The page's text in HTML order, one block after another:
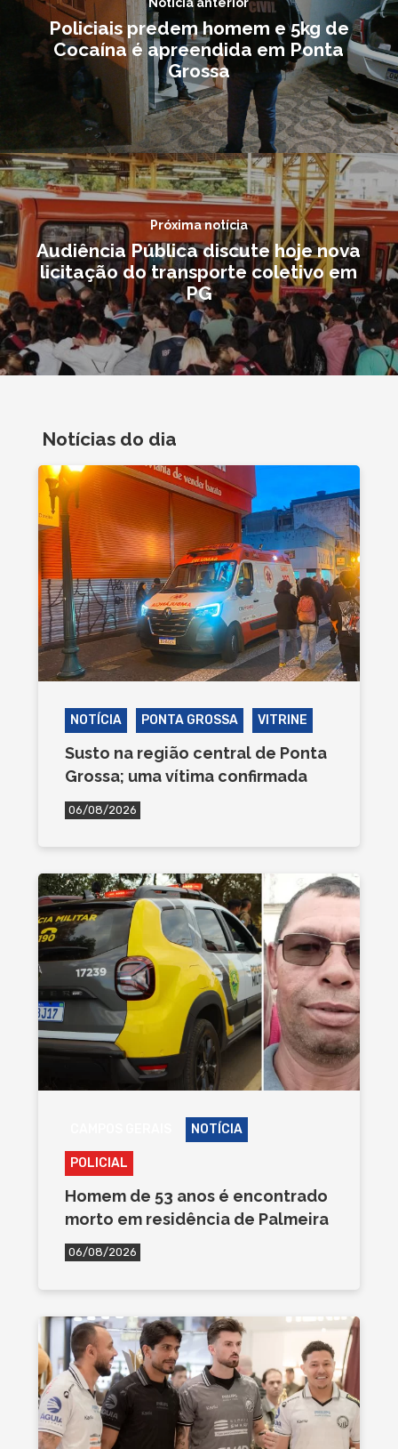
Policiais predem homem e 5kg de
Cocaína é apreendida em Ponta
Grossa
Próxima notícia
Audiência Pública discute hoje nova
licitação do transporte coletivo em
PG
Notícias do dia
NOTÍCIA PONTA GROSSA VITRINE
Susto na região central de Ponta
Grossa; uma vítima confirmada
06/08/2026
NOTÍCIA
POLICIAL
Homem de 53 anos é encontrado
morto em residência de Palmeira
06/08/2026